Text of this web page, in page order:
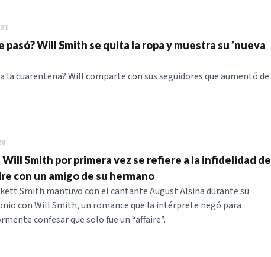
pasó? Will Smith se quita la ropa y muestra su 'nueva
la cuarentena? Will comparte con sus seguidores que aumentó de
Will Smith por primera vez se refiere a la infidelidad de
con un amigo de su hermano
Smith mantuvo con el cantante August Alsina durante su
con Will Smith, un romance que la intérprete negó para
confesar que solo fue un “affaire”.